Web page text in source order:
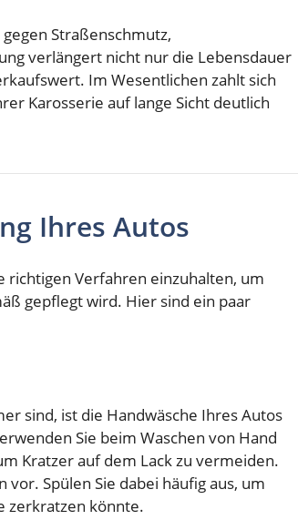
Straßenschmutz,
verlängert nicht nur die Lebensdauer
Im Wesentlichen zahlt sich
Karosserie auf lange Sicht deutlich
Ihres Autos
richtigen Verfahren einzuhalten, um
gepflegt wird. Hier sind ein paar
sind, ist die Handwäsche Ihres Autos
Sie beim Waschen von Hand
Kratzer auf dem Lack zu vermeiden.
vor. Spülen Sie dabei häufig aus, um
zerkratzen könnte.